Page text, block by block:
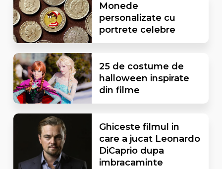
Monede
personalizate cu
portrete celebre
25 de costume de
halloween inspirate
din filme
Ghiceste filmul in
care a jucat Leonardo
DiCaprio dupa
imbracaminte